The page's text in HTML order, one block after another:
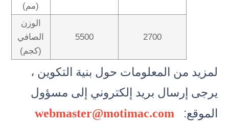
(مم)
الوزن
الصافي
(كجم)
5500 2700
لمزيد من المعلومات حول بنية التكوين ،
يرجى إرسال بريد إلكتروني إلى مسؤول
الموقع:
webmaster@motimac.com